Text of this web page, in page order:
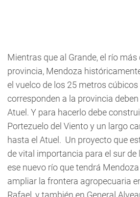
Mientras que al Grande, el río
provincia, Mendoza
el vuelco de los 25 metros cúbicos
corresponden a la provincia
Atuel. Y para hacerlo debe
Portezuelo del Viento y un largo
hasta el Atuel. Un proyecto que
de vital importancia para el sur de
ese nuevo río que tendrá
ampliar la frontera agropecuaria
Rafael, y también en General